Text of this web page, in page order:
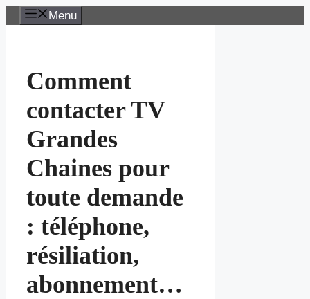
Aller
au
Menu
Comment
contacter TV
Grandes
Chaines pour
toute demande
: téléphone,
résiliation,
abonnement…